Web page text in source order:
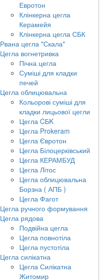
Евротон
Клінкерна цегла
Керамейя
Клінкерна цегла СБК
Рвана цегла "Скала"
Цегла вогнетривка
Пічна цегла
Суміші для кладки
печей
Цегла облицювальна
Кольорові суміші для
кладки лицьової цегли
Цегла CБK
Цегла Prokeram
Цегла Євротон
Цегла Білоцерківський
Цегла КЕРАМБУД
Цегла Літос
Цегла облицювальна
Борзна ( АПБ )
Цегла Фагот
Цегла ручного формування
Цегла рядова
Подвійна цегла
Цегла повнотіла
Цегла пустотіла
Цегла силікатна
Цегла Силікатна
Житомир